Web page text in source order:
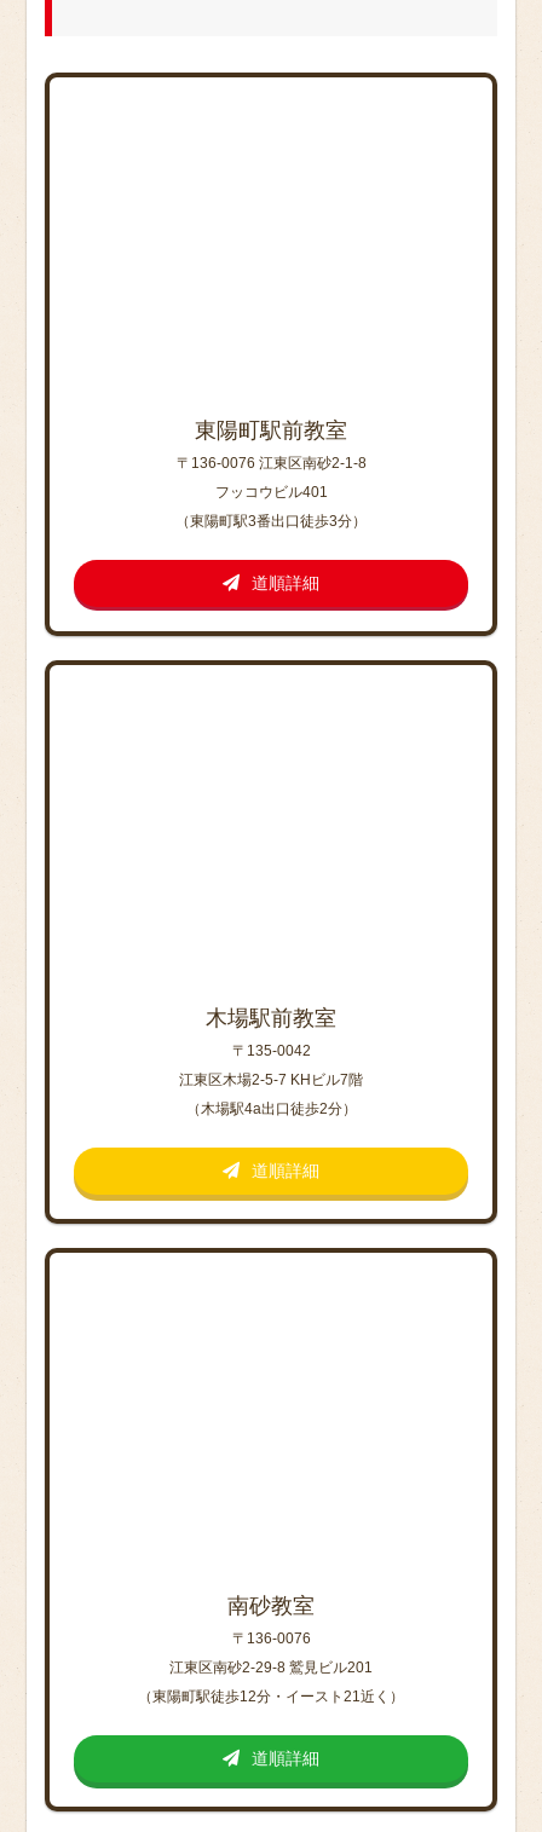
東陽町駅前教室
〒136-0076 江東区南砂2-1-8
フッコウビル401
（東陽町駅3番出口徒歩3分）
道順詳細
木場駅前教室
〒135-0042
江東区木場2-5-7 KHビル7階
（木場駅4a出口徒歩2分）
道順詳細
南砂教室
〒136-0076
江東区南砂2-29-8 鷲見ビル201
（東陽町駅徒歩12分・イースト21近く）
道順詳細